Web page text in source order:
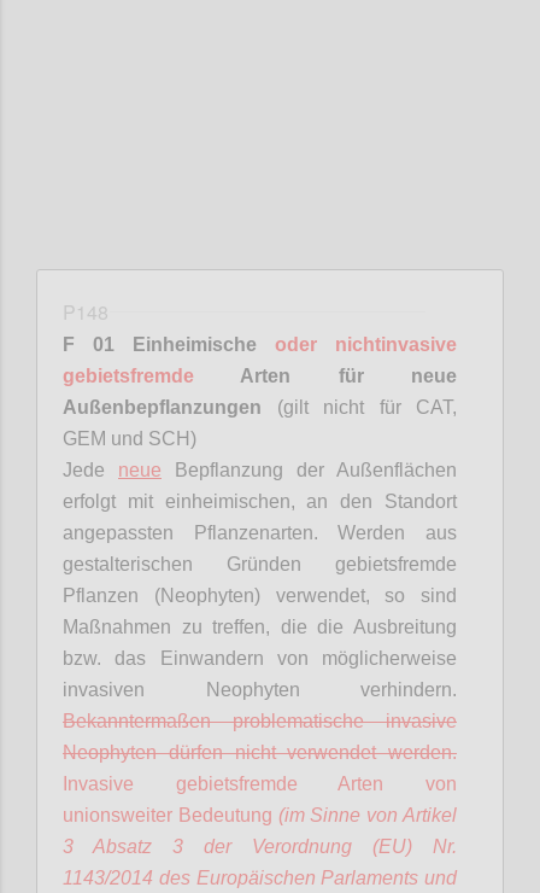
P148
F 01 Einheimische oder nichtinvasive
gebietsfremde Arten für neue
Außenbepflanzungen (gilt nicht für CAT,
GEM und SCH)
Jede neue Bepflanzung der Außenflächen
erfolgt mit einheimischen, an den Standort
angepassten Pflanzenarten. Werden aus
gestalterischen Gründen gebietsfremde
Pflanzen (Neophyten) verwendet, so sind
Maßnahmen zu treffen, die die Ausbreitung
bzw. das Einwandern von möglicherweise
invasiven Neophyten verhindern.
Bekanntermaßen problematische invasive
Neophyten dürfen nicht verwendet werden.
Invasive gebietsfremde Arten von
unionsweiter Bedeutung (im Sinne von Artikel
3 Absatz 3 der Verordnung (EU) Nr.
1143/2014 des Europäischen Parlaments und